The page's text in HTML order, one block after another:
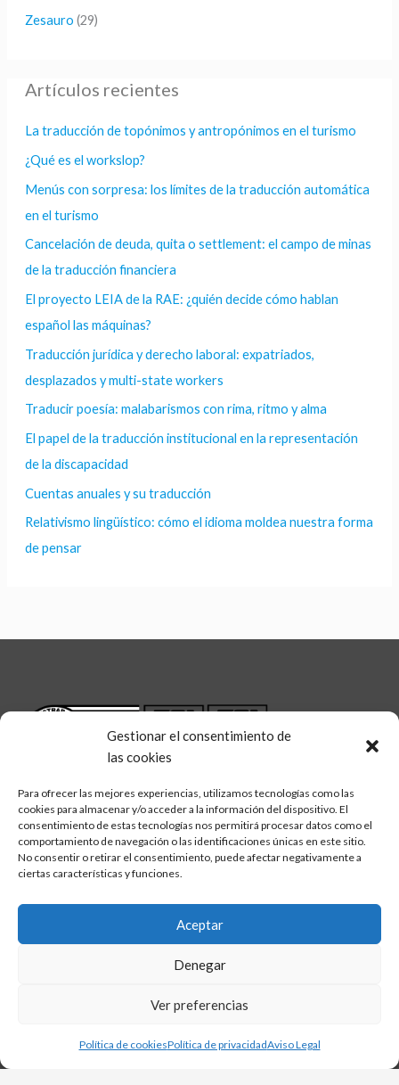
Gestionar el consentimiento de
las cookies
Para ofrecer las mejores experiencias, utilizamos tecnologías como las
cookies para almacenar y/o acceder a la información del dispositivo. El
consentimiento de estas tecnologías nos permitirá procesar datos como el
comportamiento de navegación o las identificaciones únicas en este sitio.
No consentir o retirar el consentimiento, puede afectar negativamente a
ciertas características y funciones.
Aceptar
Denegar
Ver preferencias
Política de cookiesPolítica de privacidadAviso Legal
Zesauro (29)
Artículos recientes
La traducción de topónimos y antropónimos en el turismo
¿Qué es el workslop?
Menús con sorpresa: los límites de la traducción automática
en el turismo
Cancelación de deuda, quita o settlement: el campo de minas
de la traducción financiera
El proyecto LEIA de la RAE: ¿quién decide cómo hablan
español las máquinas?
Traducción jurídica y derecho laboral: expatriados,
desplazados y multi-state workers
Traducir poesía: malabarismos con rima, ritmo y alma
El papel de la traducción institucional en la representación
de la discapacidad
Cuentas anuales y su traducción
Relativismo lingüístico: cómo el idioma moldea nuestra forma
de pensar
Síguenos en:
linkedintwitterfacebook
Política de privacidad